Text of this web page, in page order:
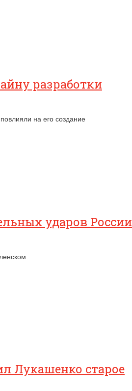
разработки
на его создание
ударов России
Лукашенко старое